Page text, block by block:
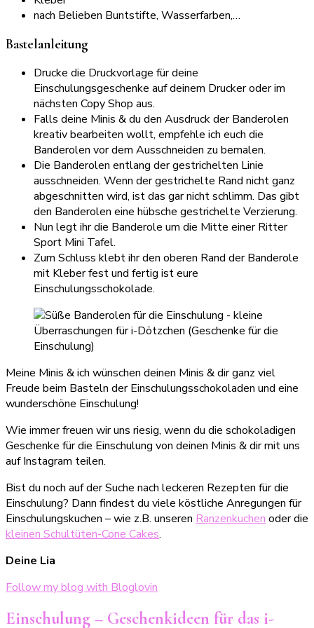
nach Belieben Buntstifte, Wasserfarben,…
Bastelanleitung
Drucke die Druckvorlage für deine
Einschulungsgeschenke auf deinem Drucker oder im
nächsten Copy Shop aus.
Falls deine Minis & du den Ausdruck der Banderolen
kreativ bearbeiten wollt, empfehle ich euch die
Banderolen vor dem Ausschneiden zu bemalen.
Die Banderolen entlang der gestrichelten Linie
ausschneiden. Wenn der gestrichelte Rand nicht ganz
abgeschnitten wird, ist das gar nicht schlimm. Das gibt
den Banderolen eine hübsche gestrichelte Verzierung.
Nun legt ihr die Banderole um die Mitte einer Ritter
Sport Mini Tafel.
Zum Schluss klebt ihr den oberen Rand der Banderole
mit Kleber fest und fertig ist eure
Einschulungsschokolade.
Meine Minis & ich wünschen deinen Minis & dir ganz viel
Freude beim Basteln der Einschulungsschokoladen und eine
wunderschöne Einschulung!
Wie immer freuen wir uns riesig, wenn du die schokoladigen
Geschenke für die Einschulung von deinen Minis & dir mit uns
auf Instagram teilen.
Bist du noch auf der Suche nach leckeren Rezepten für die
Einschulung? Dann findest du viele köstliche Anregungen für
Einschulungskuchen – wie z.B. unseren Ranzenkuchen oder die
kleinen Schultüten-Cone Cakes.
Deine Lia
Follow my blog with Bloglovin
Einschulung – Geschenkideen für das i-